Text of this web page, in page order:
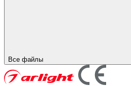
Все файлы